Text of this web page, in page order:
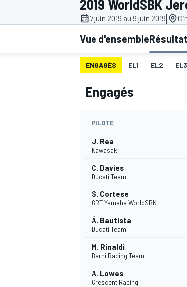
WRC
2019 WorldSBK
7 juin 2019 au 9 juin 2019|
Vue d'ensemble
ENGAGÉS EL1 EL2 EL3
Engagés
PILOTE
J. Rea
Kawasaki
C. Davies
Ducati Team
S. Cortese
GRT Yamaha WorldSBK
Á. Bautista
Ducati Team
M. Rinaldi
Barni Racing Team
A. Lowes
Crescent Racing